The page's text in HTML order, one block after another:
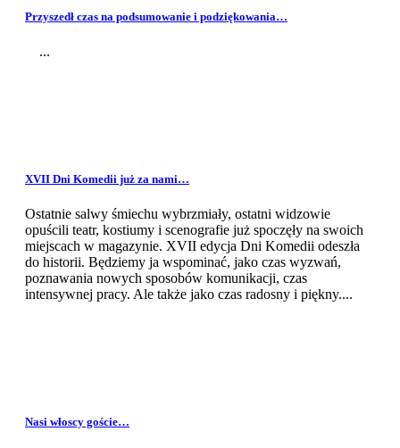
Przyszedł czas na podsumowanie i podziękowania…
...
XVII Dni Komedii już za nami…
Ostatnie salwy śmiechu wybrzmiały, ostatni widzowie
opuścili teatr, kostiumy i scenografie już spoczęły na swoich
miejscach w magazynie. XVII edycja Dni Komedii odeszła
do historii. Będziemy ja wspominać, jako czas wyzwań,
poznawania nowych sposobów komunikacji, czas
intensywnej pracy. Ale także jako czas radosny i piękny....
Nasi włoscy goście…